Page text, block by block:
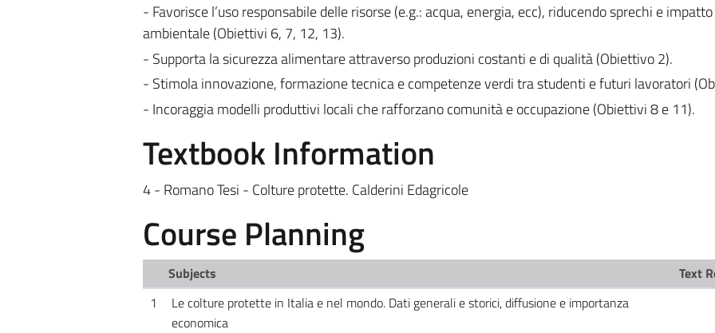
- Favorisce l’uso responsabile delle risorse (e.g.: acqua, energia, ecc), riducendo sprechi e impatto
ambientale (Obiettivi 6, 7, 12, 13).
- Supporta la sicurezza alimentare attraverso produzioni costanti e di qualità (Obiettivo 2).
- Stimola innovazione, formazione tecnica e competenze verdi tra studenti e futuri lavoratori
- Incoraggia modelli produttivi locali che rafforzano comunità e occupazione (Obiettivi 8 e 11).
Textbook Information
4 - Romano Tesi - Colture protette. Calderini Edagricole
Course Planning
Subjects
Text
1
Le colture protette in Italia e nel mondo. Dati generali e storici, diffusione e importanza
economica